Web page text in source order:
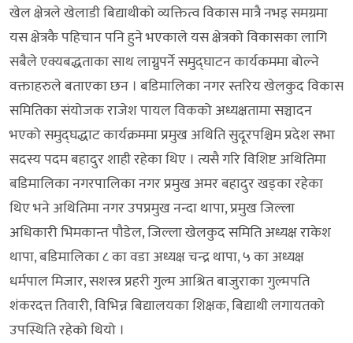
खेल क्षेत्रले खेलाडी बिद्याथीको व्यक्तित्व विकास मात्रै नभइ समग्रमा
यस क्षेत्रकै पहिचान पनि हुने भएकाले यस क्षेत्रको विकासका लागि
सबैले एक्यबद्धताका साथ लाग्नुपर्ने समुद्घाटन कार्यकममा बोल्ने
वक्ताहरुले बताएका छन । बडिमालिका नगर स्तरिय खेलकुद विकास
समितिका संयोजक राजेश पायल विकको अध्यक्षतामा सञ्चादन
भएको समुद्घद्धाट कार्यक्रममा प्रमुख अथिति सुदूरपश्चिम प्रदेश सभा
सदस्य पदम बहादुर शाही रहेका थिए । त्यसै गरि विशिष्ट अथितिमा
बडिमालिका नगरपालिका नगर प्रमुख अमर बहादुर खड्का रहेका
थिए भने अथितिमा नगर उपप्रमुख नन्दा थापा, प्रमुख जिल्ला
अधिकारी भिमकान्त पौडेल, जिल्ला खेलकुद समिति अध्यक्ष राकेश
थापा, बडिमालिका ८ का वडा अध्यक्ष चन्द्र थापा, ५ का अध्यक्ष
धर्मपाल मिजार, सशस्त्र प्रहरी गुल्म आश्रित बाजुराका गुल्मपति
शंकरदत्त तिवारी, विभिन्न बिद्यालयका शिक्षक, बिद्याथी लगायतको
उपस्थिति रहेको थियो ।